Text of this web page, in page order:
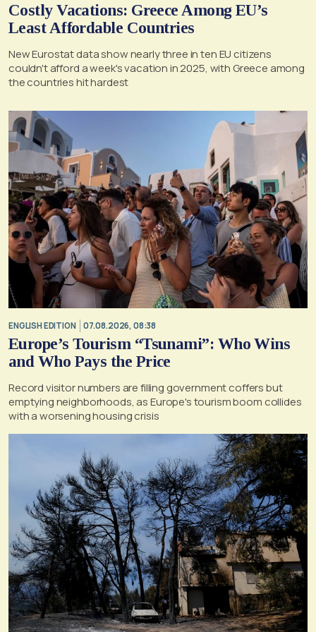
Costly Vacations: Greece Among EU’s
Least Affordable Countries
New Eurostat data show nearly three in ten EU citizens
couldn't afford a week's vacation in 2025, with Greece among
the countries hit hardest
ENGLISH EDITION 07.08.2026, 08:38
Europe’s Tourism “Tsunami”: Who Wins
and Who Pays the Price
Record visitor numbers are filling government coffers but
emptying neighborhoods, as Europe's tourism boom collides
with a worsening housing crisis